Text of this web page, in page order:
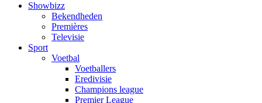
Showbizz
Bekendheden
Premières
Televisie
Sport
Voetbal
Voetballers
Eredivisie
Champions league
Premier League